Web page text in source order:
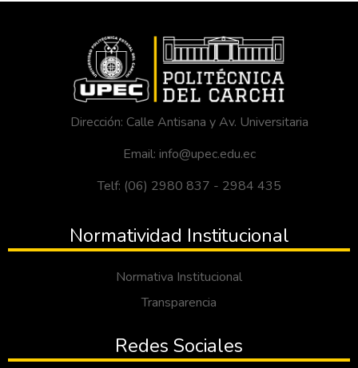
Dirección: Calle Antisana y Av. Universitaria
Email: info@upec.edu.ec
Telf: (06) 2980 837 - 2984 435
Normatividad Institucional
Normativa Institucional
Transparencia
Redes Sociales